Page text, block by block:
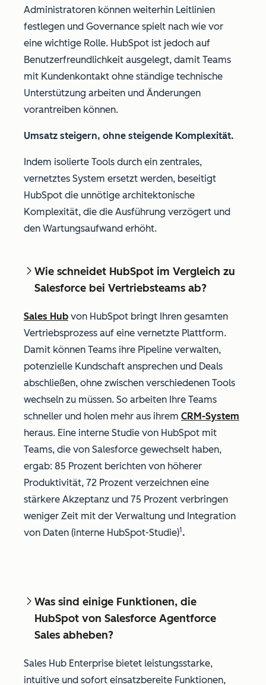
Administratoren können weiterhin Leitlinien
festlegen und Governance spielt nach wie vor
eine wichtige Rolle. HubSpot ist jedoch auf
Benutzerfreundlichkeit ausgelegt, damit Teams
mit Kundenkontakt ohne ständige technische
Unterstützung arbeiten und Änderungen
vorantreiben können.
Umsatz steigern, ohne steigende Komplexität.
Indem isolierte Tools durch ein zentrales,
vernetztes System ersetzt werden, beseitigt
HubSpot die unnötige architektonische
Komplexität, die die Ausführung verzögert und
den Wartungsaufwand erhöht.
Wie schneidet HubSpot im Vergleich zu
Salesforce bei Vertriebsteams ab?
Sales Hub von HubSpot bringt Ihren gesamten
Vertriebsprozess auf eine vernetzte Plattform.
Damit können Teams ihre Pipeline verwalten,
potenzielle Kundschaft ansprechen und Deals
abschließen, ohne zwischen verschiedenen Tools
wechseln zu müssen. So arbeiten Ihre Teams
schneller und holen mehr aus ihrem CRM-System
heraus. Eine interne Studie von HubSpot mit
Teams, die von Salesforce gewechselt haben,
ergab: 85 Prozent berichten von höherer
Produktivität, 72 Prozent verzeichnen eine
stärkere Akzeptanz und 75 Prozent verbringen
weniger Zeit mit der Verwaltung und Integration
von Daten (interne HubSpot-Studie)1.
Was sind einige Funktionen, die
HubSpot von Salesforce Agentforce
Sales abheben?
Sales Hub Enterprise bietet leistungsstarke,
intuitive und sofort einsatzbereite Funktionen,